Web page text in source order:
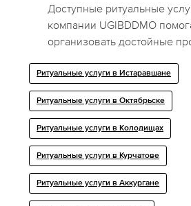
Доступные ритуальные
компании UGIBDDMO
организовать достойные
Ритуальные услуги в Истаравшане
Ритуальные услуги в Октябрьске
Ритуальные услуги в Колодищах
Ритуальные услуги в Курчатове
Ритуальные услуги в Аккургане